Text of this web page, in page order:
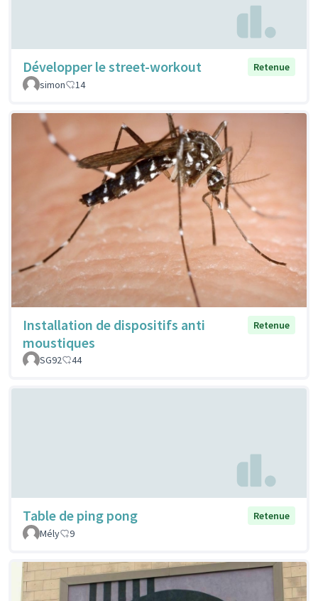
Développer le street-workout
Retenue
simon
14
Installation de dispositifs anti
moustiques
Retenue
SG92 44
Table de ping pong
Retenue
Mély
9